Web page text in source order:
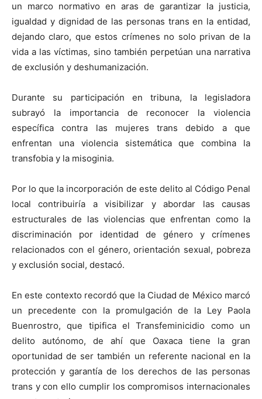
un marco normativo en aras de garantizar la justicia,
igualdad y dignidad de las personas trans en la entidad,
dejando claro, que estos crímenes no solo privan de la
vida a las víctimas, sino también perpetúan una narrativa
de exclusión y deshumanización.
Durante su participación en tribuna, la legisladora
subrayó la importancia de reconocer la violencia
específica contra las mujeres trans debido a que
enfrentan una violencia sistemática que combina la
transfobia y la misoginia.
Por lo que la incorporación de este delito al Código Penal
local contribuiría a visibilizar y abordar las causas
estructurales de las violencias que enfrentan como la
discriminación por identidad de género y crímenes
relacionados con el género, orientación sexual, pobreza
y exclusión social, destacó.
En este contexto recordó que la Ciudad de México marcó
un precedente con la promulgación de la Ley Paola
Buenrostro, que tipifica el Transfeminicidio como un
delito autónomo, de ahí que Oaxaca tiene la gran
oportunidad de ser también un referente nacional en la
protección y garantía de los derechos de las personas
trans y con ello cumplir los compromisos internacionales